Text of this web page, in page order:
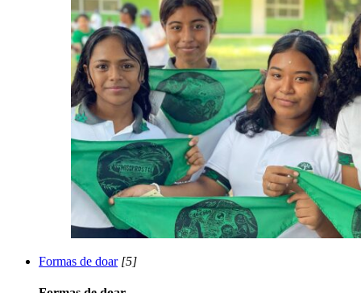
Formas de doar[5]